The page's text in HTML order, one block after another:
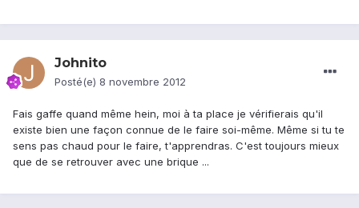
Johnito
Posté(e) 8 novembre 2012
Fais gaffe quand même hein, moi à ta place je vérifierais qu'il
existe bien une façon connue de le faire soi-même. Même si tu te
sens pas chaud pour le faire, t'apprendras. C'est toujours mieux
que de se retrouver avec une brique ...